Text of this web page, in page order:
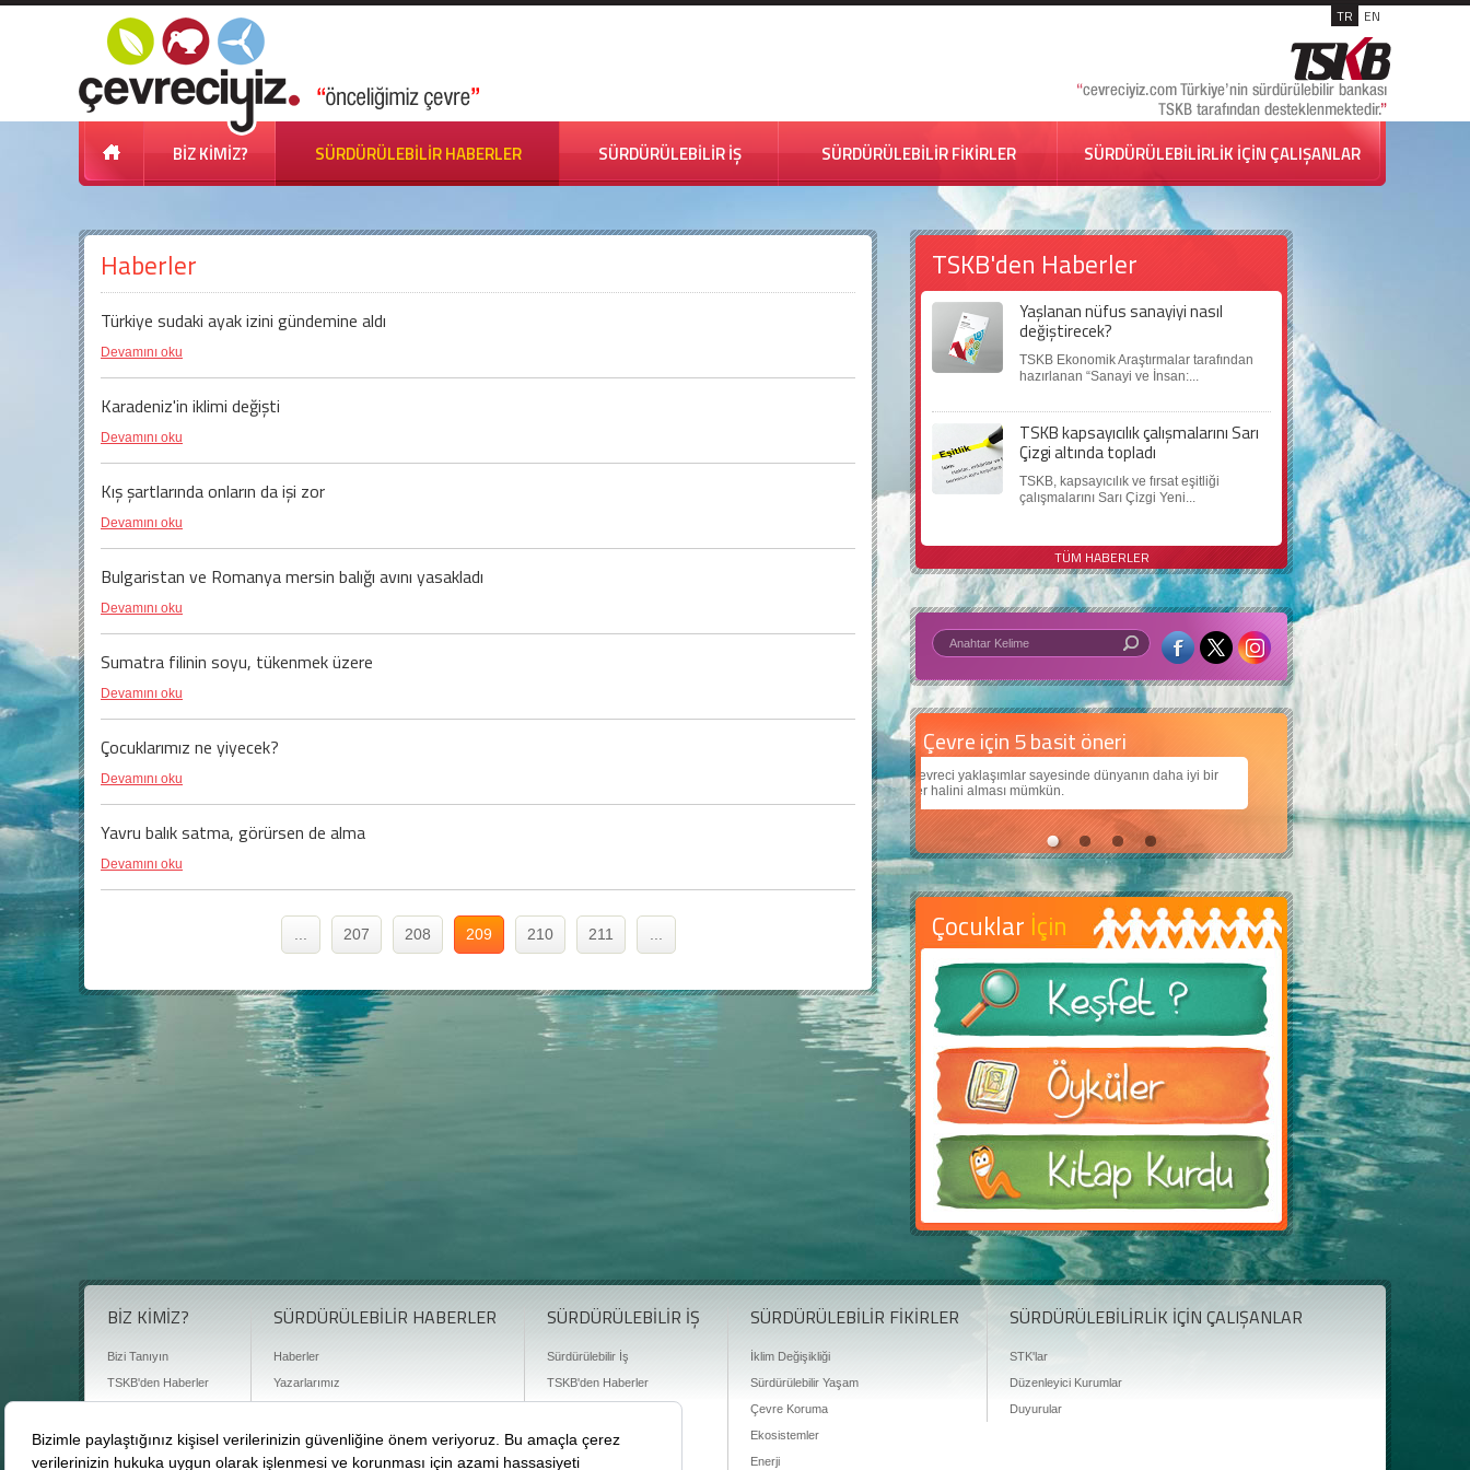
TR EN
BİZ KİMİZ? SÜRDÜRÜLEBİLİR HABERLER SÜRDÜRÜLEBİLİR İŞ SÜRDÜRÜLEBİLİR FİKİRLER SÜRDÜRÜLEBİLİRLİK İÇİN ÇALIŞANLAR
Haberler
Türkiye sudaki ayak izini gündemine aldı
Devamını oku
Karadeniz'in iklimi değişti
Devamını oku
Kış şartlarında onların da işi zor
Devamını oku
Bulgaristan ve Romanya mersin balığı avını yasakladı
Devamını oku
Sumatra filinin soyu, tükenmek üzere
Devamını oku
Çocuklarımız ne yiyecek?
Devamını oku
Yavru balık satma, görürsen de alma
Devamını oku
207 208 209 210 211
TSKB'den Haberler
Yaşlanan nüfus sanayiyi nasıl
değiştirecek?
TSKB Ekonomik Araştırmalar tarafından
hazırlanan “Sanayi ve İnsan:...
TSKB kapsayıcılık çalışmalarını Sarı
Çizgi altında topladı
TSKB, kapsayıcılık ve fırsat eşitliği
çalışmalarını Sarı Çizgi Yeni...
TÜM HABERLER
Çevre için 5 basit öneri
sayesinde dünyanın daha iyi bir
Daha iyi bir dünya için yapay zekâ
Çocuklarımıza daha güzel bir dünya bırakabilmek için
teknolojiden nasıl yararlanırız?
Çocuklar İçin
BİZ KİMİZ?
Bizi Tanıyın
TSKB'den Haberler
Basın Odası
Bize Ulaşın
SÜRDÜRÜLEBİLİR HABERLER
Haberler
Yazarlarımız
Sürdürülebilirlik Kütüphanesi
Karbon Sayacı
SÜRDÜRÜLEBİLİR İŞ
Sürdürülebilir İş
TSKB'den Haberler
SÜRDÜRÜLEBİLİR FİKİRLER
İklim Değişikliği
Sürdürülebilir Yaşam
Çevre Koruma
Ekosistemler
Enerji
SÜRDÜRÜLEBİLİRLİK İÇİN ÇALIŞANLAR
STK'lar
Düzenleyici Kurumlar
Duyurular